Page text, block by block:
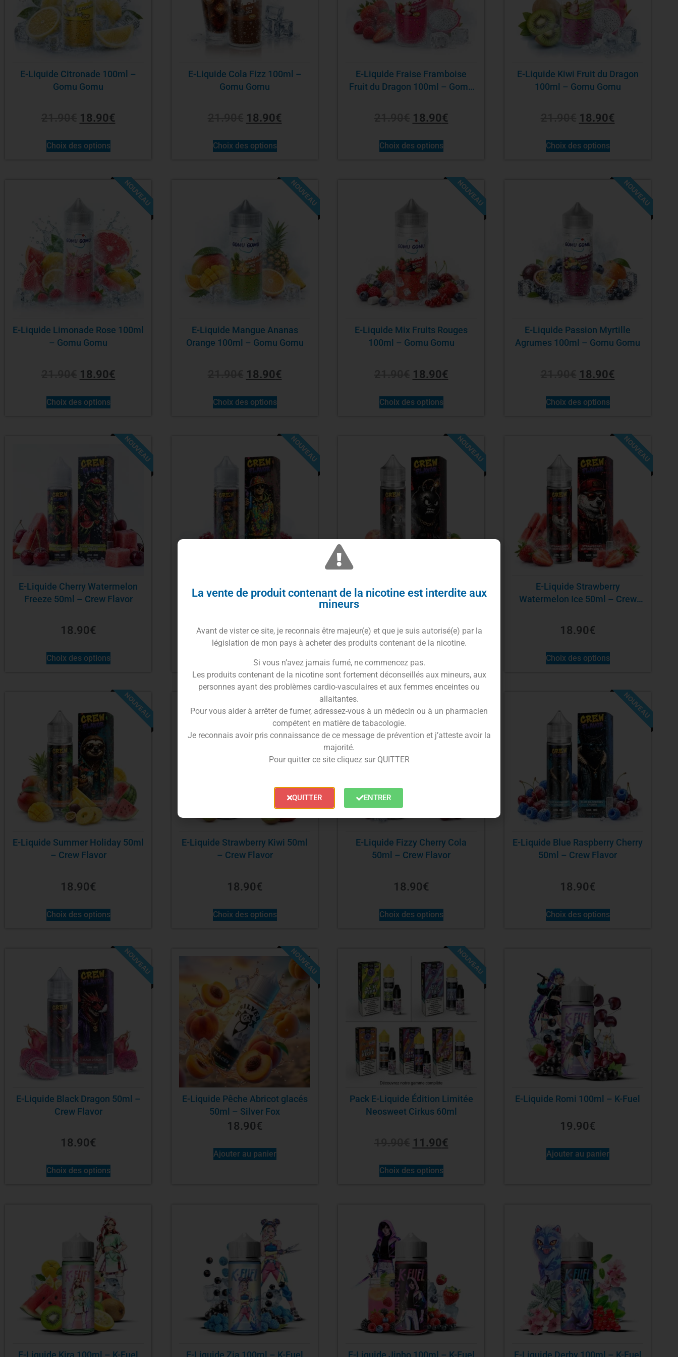
E-Liquide Citronade 100ml –
Gomu Gomu
18.90€
Choix des options
E-Liquide Cola Fizz 100ml –
Gomu Gomu
18.90€
Choix des options
E-Liquide Fraise Framboise
Fruit du Dragon 100ml – Gomu
18.90€
Choix des options
E-Liquide Kiwi Fruit du Dragon
100ml – Gomu Gomu
18.90€
Choix des options
-14%
NOUVEAU
E-Liquide Limonade Rose 100ml
– Gomu Gomu
18.90€
Choix des options
-14%
NOUVEAU
E-Liquide Mangue Ananas
Orange 100ml – Gomu Gomu
18.90€
Choix des options
-14%
NOUVEAU
E-Liquide Mix Fruits Rouges
100ml – Gomu Gomu
18.90€
Choix des options
-14%
NOUVEAU
E-Liquide Passion Myrtille
Agrumes 100ml – Gomu Gomu
18.90€
Choix des options
NOUVEAU
E-Liquide Cherry Watermelon
Freeze 50ml – Crew Flavor
18.90€
Choix des options
NOUVEAU
E-Liquide Blueberry
Pomegranate Ice 50ml – Crew
18.90€
Choix des options
NOUVEAU
E-Liquide Peach Berry 50ml –
Crew Flavor
18.90€
NOUVEAU
E-Liquide Strawberry
Watermelon Ice 50ml – Crew
18.90€
Choix des options
NOUVEAU
E-Liquide Summer Holiday 50ml
– Crew Flavor
18.90€
Choix des options
NOUVEAU
E-Liquide Strawberry Kiwi 50ml
– Crew Flavor
18.90€
Choix des options
NOUVEAU
E-Liquide Fizzy Cherry Cola
50ml – Crew Flavor
18.90€
Choix des options
NOUVEAU
E-Liquide Blue Raspberry Cherry
50ml – Crew Flavor
18.90€
Choix des options
NOUVEAU
E-Liquide Black Dragon 50ml –
Crew Flavor
18.90€
Choix des options
NOUVEAU
E-Liquide Pêche Abricot glacés
50ml – Silver Fox
18.90€
Ajouter au panier
-40%
NOUVEAU
Pack E-Liquide Édition Limitée
Neosweet Cirkus 60ml
11.90€
Choix des options
E-Liquide Romi 100ml – K-Fuel
19.90€
Ajouter au panier
E-Liquide Kira 100ml – K-Fuel E-Liquide Zia 100ml – K-Fuel E-Liquide Jinho 100ml – K-Fuel E-Liquide Derby 100ml – K-Fuel
La vente de produit contenant de la nicotine est interdite aux
mineurs
Avant de vister ce site, je reconnais être majeur(e) et que je suis autorisé(e) par la
législation de mon pays à acheter des produits contenant de la nicotine.
Si vous n’avez jamais fumé, ne commencez pas.
Les produits contenant de la nicotine sont fortement déconseillés aux mineurs, aux
personnes ayant des problèmes cardio-vasculaires et aux femmes enceintes ou
allaitantes.
Pour vous aider à arrêter de fumer, adressez-vous à un médecin ou à un pharmacien
compétent en matière de tabacologie.
Je reconnais avoir pris connaissance de ce message de prévention et j’atteste avoir la
majorité.
Pour quitter ce site cliquez sur QUITTER
QUITTER ENTRER